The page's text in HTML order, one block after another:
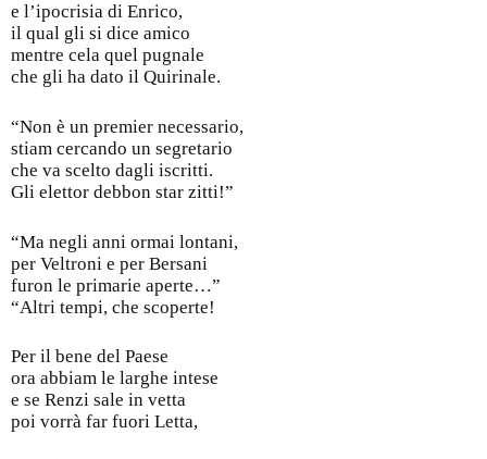
e l’ipocrisia di Enrico,
il qual gli si dice amico
mentre cela quel pugnale
che gli ha dato il Quirinale.
“Non è un premier necessario,
stiam cercando un segretario
che va scelto dagli iscritti.
Gli elettor debbon star zitti!”
“Ma negli anni ormai lontani,
per Veltroni e per Bersani
furon le primarie aperte…”
“Altri tempi, che scoperte!
Per il bene del Paese
ora abbiam le larghe intese
e se Renzi sale in vetta
poi vorrà far fuori Letta,